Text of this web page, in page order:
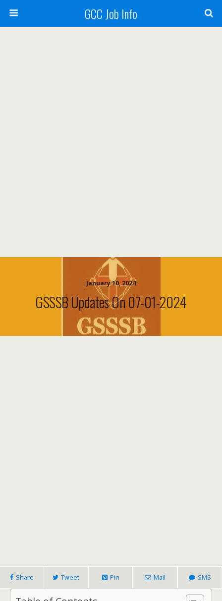
GCC Job Info
January 10, 2024
GSSSB Updates On 07-01-2024
Share Tweet Pin Mail SMS